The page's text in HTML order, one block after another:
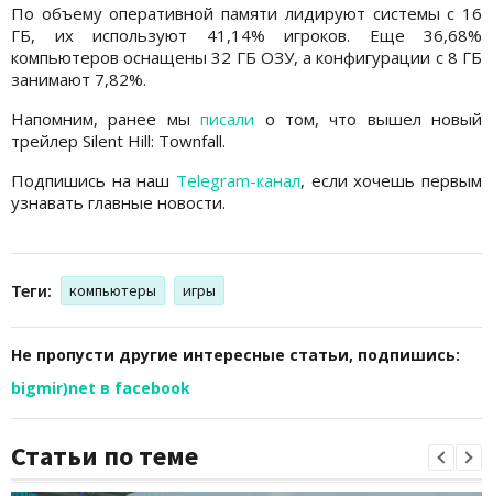
По объему оперативной памяти лидируют системы с 16
ГБ, их используют 41,14% игроков. Еще 36,68%
компьютеров оснащены 32 ГБ ОЗУ, а конфигурации с 8 ГБ
занимают 7,82%.
Напомним, ранее мыписали о том, что вышел новый
трейлер Silent Hill: Townfall.
Подпишись на наш Telegram-канал, если хочешь первым
узнавать главные новости.
Теги: компьютеры игры
Не пропусти другие интересные статьи, подпишись:
bigmir)net в facebook
Статьи по теме